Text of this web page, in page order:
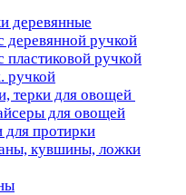
деревянные
деревянной ручкой
ручкой
ручкой
терки для овощей
для овощей
протирки
кувшины, ложки